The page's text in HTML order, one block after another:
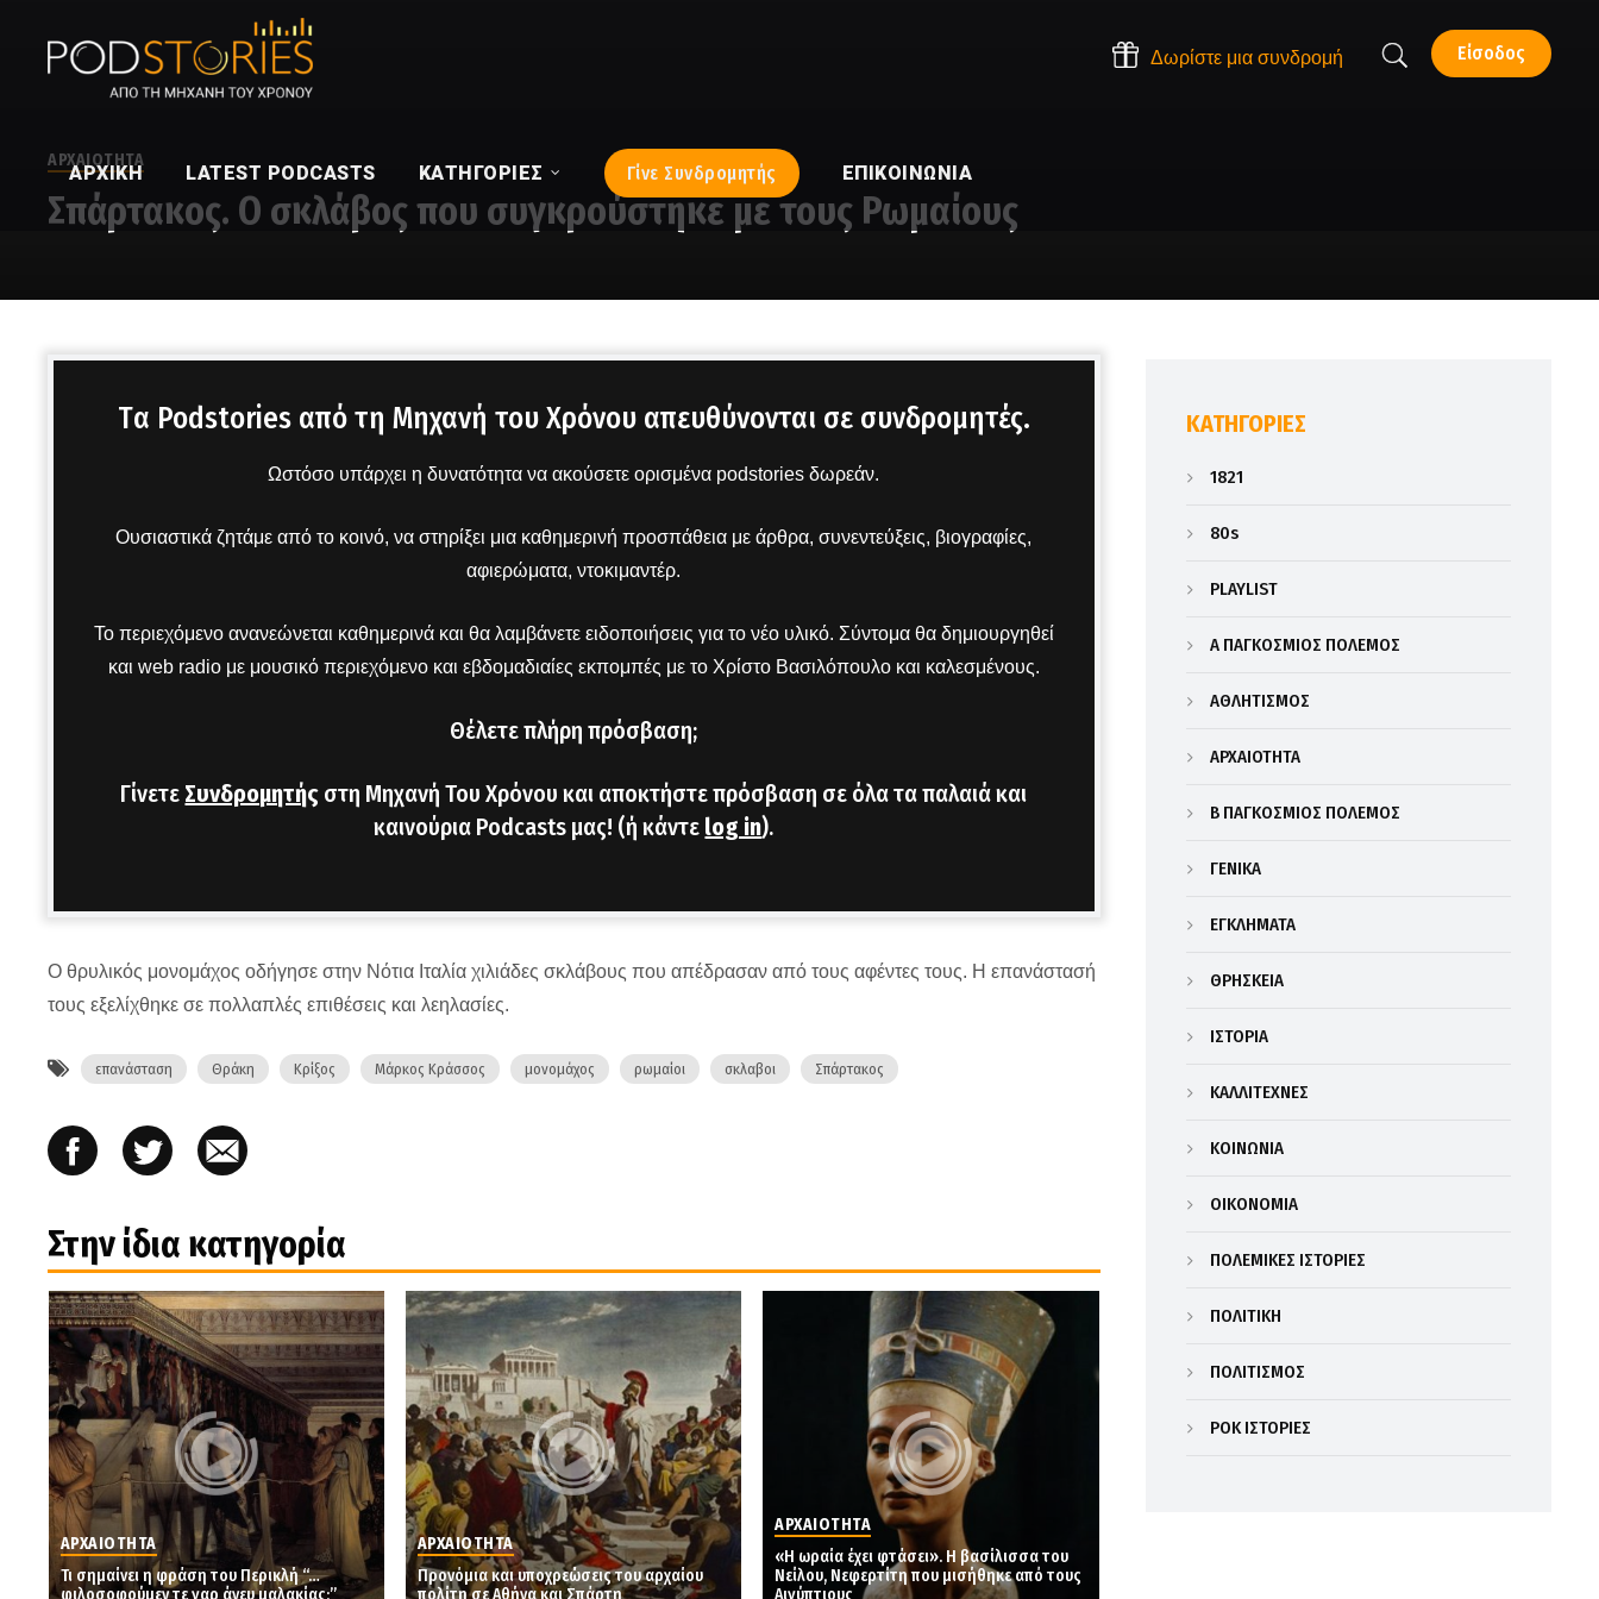
Είσοδος
Δωρίστε μια συνδρομή
ΑΡΧΙΚΉ LATEST PODCASTS ΚΑΤΗΓΟΡΊΕΣ Γίνε Συνδρομητής ΕΠΙΚΟΙΝΩΝΊΑ
ΑΡΧΑΙΟΤΗΤΑ
Σπάρτακος. Ο σκλάβος που συγκρούστηκε με τους Ρωμαίους
Tα Podstories από τη Μηχανή του Χρόνου απευθύνονται σε συνδρομητές.
Ωστόσο υπάρχει η δυνατότητα να ακούσετε ορισμένα podstories δωρεάν.
Ουσιαστικά ζητάμε από το κοινό, να στηρίξει μια καθημερινή προσπάθεια με άρθρα, συνεντεύξεις, βιογραφίες,
αφιερώματα, ντοκιμαντέρ.
Το περιεχόμενο ανανεώνεται καθημερινά και θα λαμβάνετε ειδοποιήσεις για το νέο υλικό. Σύντομα θα δημιουργηθεί
και web radio με μουσικό περιεχόμενο και εβδομαδιαίες εκπομπές με το Χρίστο Βασιλόπουλο και καλεσμένους.
Θέλετε πλήρη πρόσβαση;
Γίνετε Συνδρομητής στη Μηχανή Του Χρόνου και αποκτήστε πρόσβαση σε όλα τα παλαιά και
καινούρια Podcasts μας! (ή κάντε log in).
Ο θρυλικός μονομάχος οδήγησε στην Νότια Ιταλία χιλιάδες σκλάβους που απέδρασαν από τους αφέντες τους. Η επανάστασή
τους εξελίχθηκε σε πολλαπλές επιθέσεις και λεηλασίες.
επανάσταση Θράκη Κρίξος Μάρκος Κράσσος μονομάχος ρωμαίοι σκλαβοι Σπάρτακος
Στην ίδια κατηγορία
ΑΡΧΑΙΟΤΗΤΑ
Τι σημαίνει η φράση του Περικλή “…
ΑΡΧΑΙΟΤΗΤΑ
Προνόμια και υποχρεώσεις του αρχαίου
ΑΡΧΑΙΟΤΗΤΑ
«Η ωραία έχει φτάσει». Η βασίλισσα του
Νείλου, Νεφερτίτη που μισήθηκε από τους
KΑΤΗΓΟΡΊΕΣ
1821
80s
PLAYLIST
Α΄ ΠΑΓΚΟΣΜΙΟΣ ΠΟΛΕΜΟΣ
ΑΘΛΗΤΙΣΜΟΣ
ΑΡΧΑΙΟΤΗΤΑ
Β΄ ΠΑΓΚΟΣΜΙΟΣ ΠΟΛΕΜΟΣ
ΓΕΝΙΚΑ
ΕΓΚΛΗΜΑΤΑ
ΘΡΗΣΚΕΙΑ
ΙΣΤΟΡΙΑ
ΚΑΛΛΙΤΕΧΝΕΣ
ΚΟΙΝΩΝΙΑ
ΟΙΚΟΝΟΜΙΑ
ΠΟΛΕΜΙΚΕΣ ΙΣΤΟΡΙΕΣ
ΠΟΛΙΤΙΚΗ
ΠΟΛΙΤΙΣΜΟΣ
ΡΟΚ ΙΣΤΟΡΙΕΣ